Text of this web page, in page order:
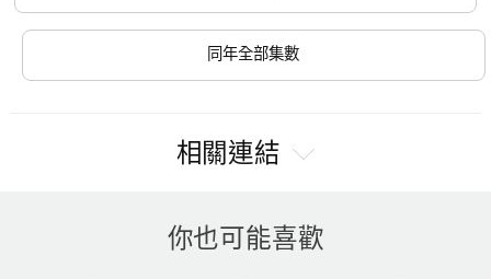
同年全部集數
相關連結
你也可能喜歡